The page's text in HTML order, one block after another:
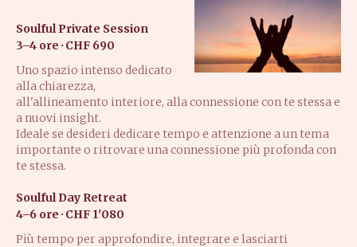
Soulful Private Session
3–4 ore · CHF 690
Uno spazio intenso dedicato
alla chiarezza,
all'allineamento interiore, alla connessione con te stessa e
a nuovi insight.
Ideale se desideri dedicare tempo e attenzione a un tema
importante o ritrovare una connessione più profonda con
te stessa.
Soulful Day Retreat
4–6 ore · CHF 1'080
Più tempo per approfondire, integrare e lasciarti